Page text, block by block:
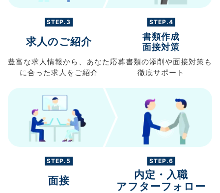
STEP.3
求人のご紹介
豊富な求人情報から、 あなた
に合った求人を ご紹介
STEP.4
書類作成
面接対策
応募書類の添削や面接対策も
徹底サポート
STEP.5
面接
STEP.6
内定・入職
アフターフォロー